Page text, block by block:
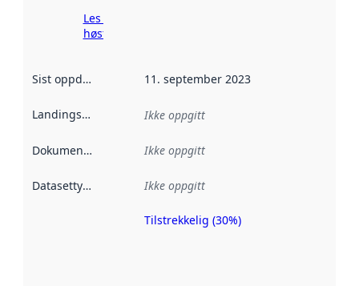
Les mer om
høsting her
Sist oppdatert 11. september 2023
Landingsside Ikke oppgitt
Dokumentasjon Ikke oppgitt
Datasettype Ikke oppgitt
Metadatakvalitet
Tilstrekkelig (30%)